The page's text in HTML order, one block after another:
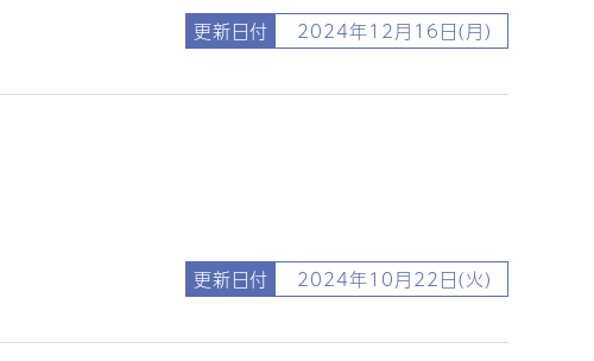
更新日付 2024年12月16日(月)
更新日付 2024年10月22日(火)